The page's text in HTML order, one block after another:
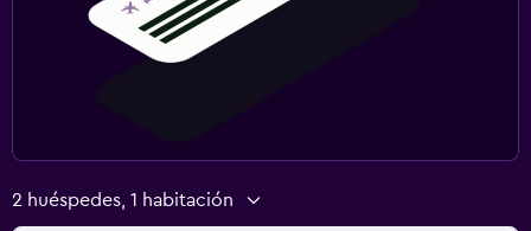
2 huéspedes, 1 habitación